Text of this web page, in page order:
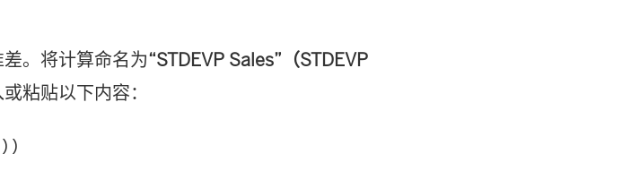
。将计算命名为“STDEVP Sales”（STDEVP
粘贴以下内容：